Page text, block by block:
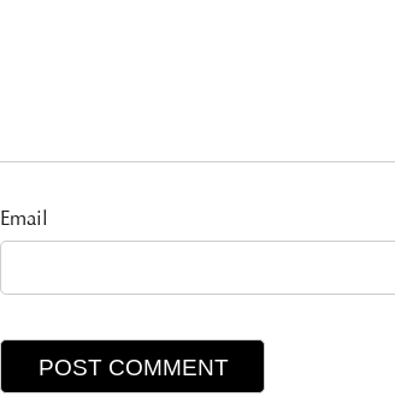
Email